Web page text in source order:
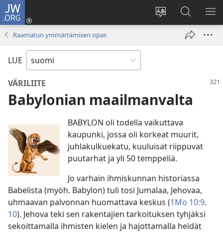
JW.ORG
Vaihda
sivuston
Kirjaudu
(avaa
Hae
JW.ORG-
sivustolta
Raamatun ymmärtämisen opas
LUE
VÄRILIITE
Babylonian maailmanvalta
BABYLON oli todella vaikuttava
kaupunki, jossa oli korkeat muurit,
juhlakulkuekatu, kuuluisat riippuvat
puutarhat ja yli 50 temppeliä.
Jo varhain ihmiskunnan historiassa
Babelista (myöh. Babylon) tuli tosi Jumalaa, Jehovaa,
uhmaavan palvonnan huomattava keskus (1Mo 10:9,
10). Jehova teki sen rakentajien tarkoituksen tyhjäksi
sekoittamalla ihmisten kielen ja hajottamalla heidät